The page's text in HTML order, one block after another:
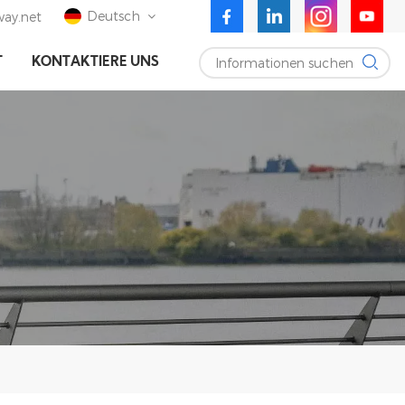
Deutsch
English
Español
KONTAKTIERE UNS Informationen suchen